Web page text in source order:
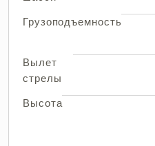
Грузоподъемность
Вылет
стрелы
Высота